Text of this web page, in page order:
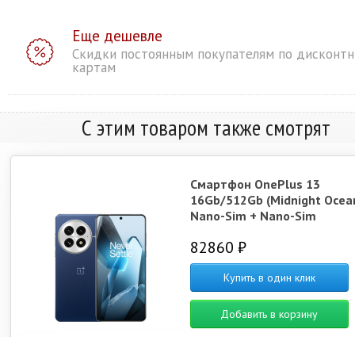
Еще дешевле
Скидки постоянным покупателям по
картам
С этим товаром также смотрят
Смартфон OnePlus 13
16Gb/512Gb (Midnight
Nano-Sim + Nano-Sim
82860 ₽
Купить в один клик
Добавить в корзину